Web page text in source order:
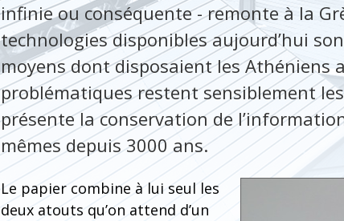
infinie ou conséquente - remonte à la
technologies disponibles aujourd’hui
moyens dont disposaient les Athéniens
problématiques restent sensiblement
présente la conservation de
mêmes depuis 3000 ans.
Le papier combine à lui seul les
deux atouts qu’on attend d’un